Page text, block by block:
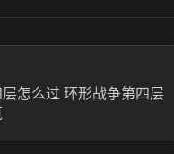
怎么过 环形战争第四层